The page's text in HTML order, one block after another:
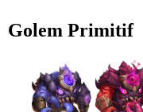
Golem Primitif